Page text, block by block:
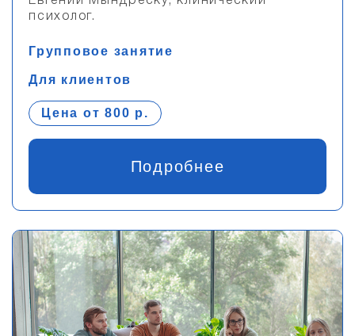
психолог.
Групповое занятие
Для клиентов
Цена от 800 р.
Подробнее